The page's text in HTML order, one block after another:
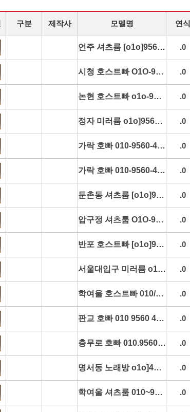
구분 제작사 모델명 연식
언주 셔츠룸 [o1o]9560-4285 언주역셔츠룸 역삼셔츠룸 논현셔츠룸 언주풀싸 추천 .0
시청 호스트빠 O1O-9560-4285 시청역호스트빠 명동호스트빠 무교동호스트빠 정동호스트빠 초이스정보 .0
논현 호스트빠 o1o-9560-4285 논현역호스트빠 학동동호스트빠 신사동호스트빠 논현로호스트빠 추천 .0
정자 미러룸 o1o]9560]4285 정자역미러룸 서현미러룸 분당미러룸 정자가라오케 추천 .0
가락 호빠 010-9560-4285 가락역호빠 가락시장호빠 석촌동호빠 송파구호빠 실시간문의 .0
가락 호빠 010-9560-4285 가락역호빠 가락시장호빠 석촌동호빠 송파구호빠 실시간문의 .0
둔촌동 셔츠룸 [o1o]9560-4285 둔촌동역셔츠룸 강동구셔츠룸 올림픽공원셔츠룸 천호동셔츠룸 추천 .0
압구정 셔츠룸 O1O-9560-4285 압구정역셔츠룸 압구정로데오셔츠룸 학동동셔츠룸 논현동셔츠룸 평일문의 .0
반포 호스트빠 [o1o]9560-4285 반포역호스트빠 반포한강호스트빠 센트럴시티호스트빠 고속터미널호스트빠 시세문의 .0
서울대입구 미러룸 o1o 9560 4285 서울대입구역미러룸 관악구미러룸 보라매미러룸 낙성대미러룸 시세문의 .0
학여울 호스트빠 010/9560/4285 학여울역호스트빠 대치동호스트빠 도곡동호스트빠 삼성동호스트빠 추천 .0
판교 호빠 010 9560 4285 판교역호빠 분당호빠 정자호빠 판교가라오케 실시간문의 .0
충무로 호빠 010.9560.4285 충무로역호빠 을지로호빠 동대문호빠 남산호빠 예약문의 .0
명서동 노래방 o1o]4493.4285 중앙동노래방 석동노래방 용원동노래방 합성동노래방 추천 .0
학여울 셔츠룸 010~9560~4285 학여울역셔츠룸 도곡동셔츠룸 삼성동셔츠룸 코엑스셔츠룸 초이스정보 .0